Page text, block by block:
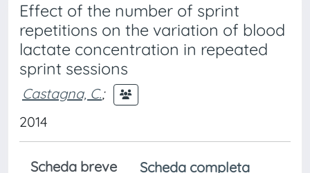
Effect of the number of sprint
repetitions on the variation of blood
lactate concentration in repeated
sprint sessions
Castagna, C.;
2014
Scheda breve
Scheda completa